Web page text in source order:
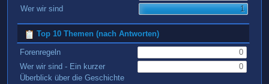
Wer wir sind
1
Top 10 Themen (nach Antworten)
Forenregeln
0
Wer wir sind - Ein kurzer
Überblick über die Geschichte
0